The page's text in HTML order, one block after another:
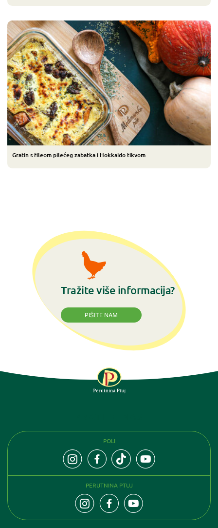
Gratin s fileom pilećeg zabatka i Hokkaido tikvom
Tražite više informacija?
PIŠITE NAM
POLI
PERUTNINA PTUJ